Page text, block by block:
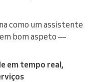
como um assistente
bom aspeto —
em tempo real,